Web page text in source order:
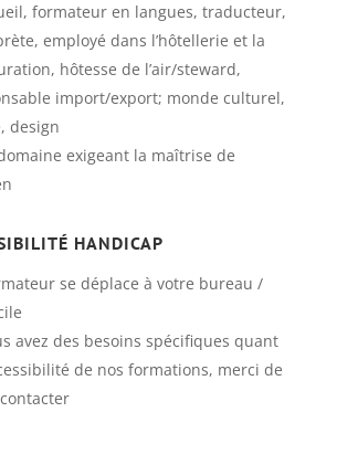
formateur en langues, traducteur,
employé dans l’hôtellerie et la
hôtesse de l’air/steward,
import/export; monde culturel,
design
exigeant la maîtrise de
HANDICAP
se déplace à votre bureau /
avez des besoins spécifiques quant
de nos formations, merci de